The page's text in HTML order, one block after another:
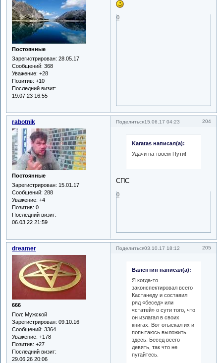
Постоянные
Зарегистрирован: 28.05.17
Сообщений: 368
Уважение: +28
Позитив: +10
Последний визит:
19.07.23 16:55
0
Поделиться 204
15.06.17 04:23
rabotnik
Постоянные
Зарегистрирован: 15.01.17
Сообщений: 288
Уважение: +4
Позитив: 0
Последний визит:
06.03.22 21:59
Karatas написал(а):
Удачи на твоем Пути!
СПС
0
Поделиться 205
03.10.17 18:12
dreamer
666
Пол: Мужской
Зарегистрирован: 09.10.16
Сообщений: 3364
Уважение: +178
Позитив: +27
Последний визит:
29.06.26 20:06
Валентин написал(а):
Я когда-то
законспектировал всего
Кастанеду и составил
ряд «бесед» или
«статей» о сути того, что
он излагал в своих
книгах. Вот отыскал их и
попытаюсь выложить
здесь. Бесед всего
девять, так что не
пугайтесь.